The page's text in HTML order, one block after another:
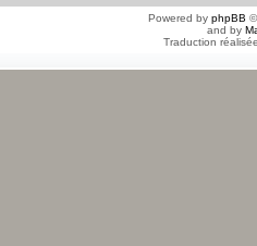
Powered by phpBB
and by
Traduction